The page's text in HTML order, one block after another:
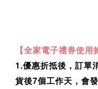
【全家電子禮券使用
1.優惠折抵後，訂單
貨後7個工作天，會